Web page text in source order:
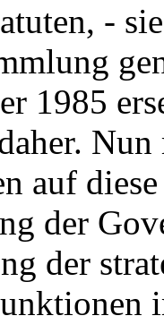
-
1985
auf
der
der